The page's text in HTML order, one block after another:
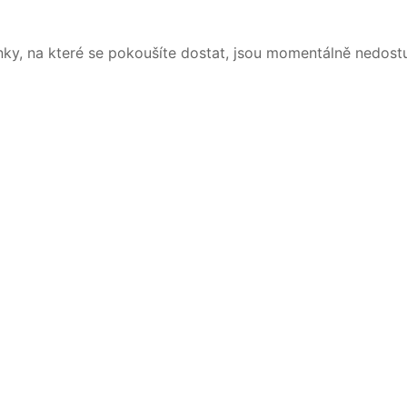
na které se pokoušíte dostat, jsou momentálně